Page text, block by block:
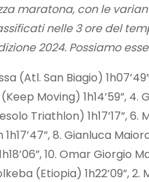
maratona, con le
nelle 3 ore del
2024. Possiamo
(Atl. San Biagio)
Moving) 1h14’59”, 4.
Triathlon) 1h17’17”,
8. Gianluca
10. Omar Giorgio
(Etiopia) 1h22’09”,